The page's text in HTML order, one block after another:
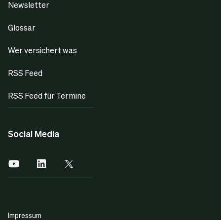
Newsletter
Glossar
Wer versichert was
RSS Feed
RSS Feed für Termine
Social Media
Impressum